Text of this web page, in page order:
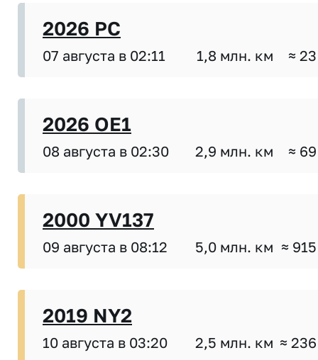
2026 PC
07 августа в 02:11 1,8 млн. км ≈
2026 OE1
08 августа в 02:30 2,9 млн. км ≈
2000 YV137
09 августа в 08:12 5,0 млн. км ≈
2019 NY2
10 августа в 03:20 2,5 млн. км ≈